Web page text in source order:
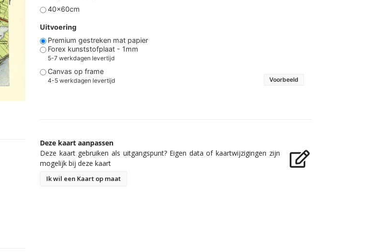
40x60cm
Uitvoering
Premium gestreken mat papier
Forex kunststofplaat - 1mm
5-7 werkdagen levertijd
Canvas op frame
4-5 werkdagen levertijd Voorbeeld
Deze kaart aanpassen
Deze kaart gebruiken als uitgangspunt? Eigen data of kaartwijzigingen zijn
mogelijk bij deze kaart
Ik wil een Kaart op maat